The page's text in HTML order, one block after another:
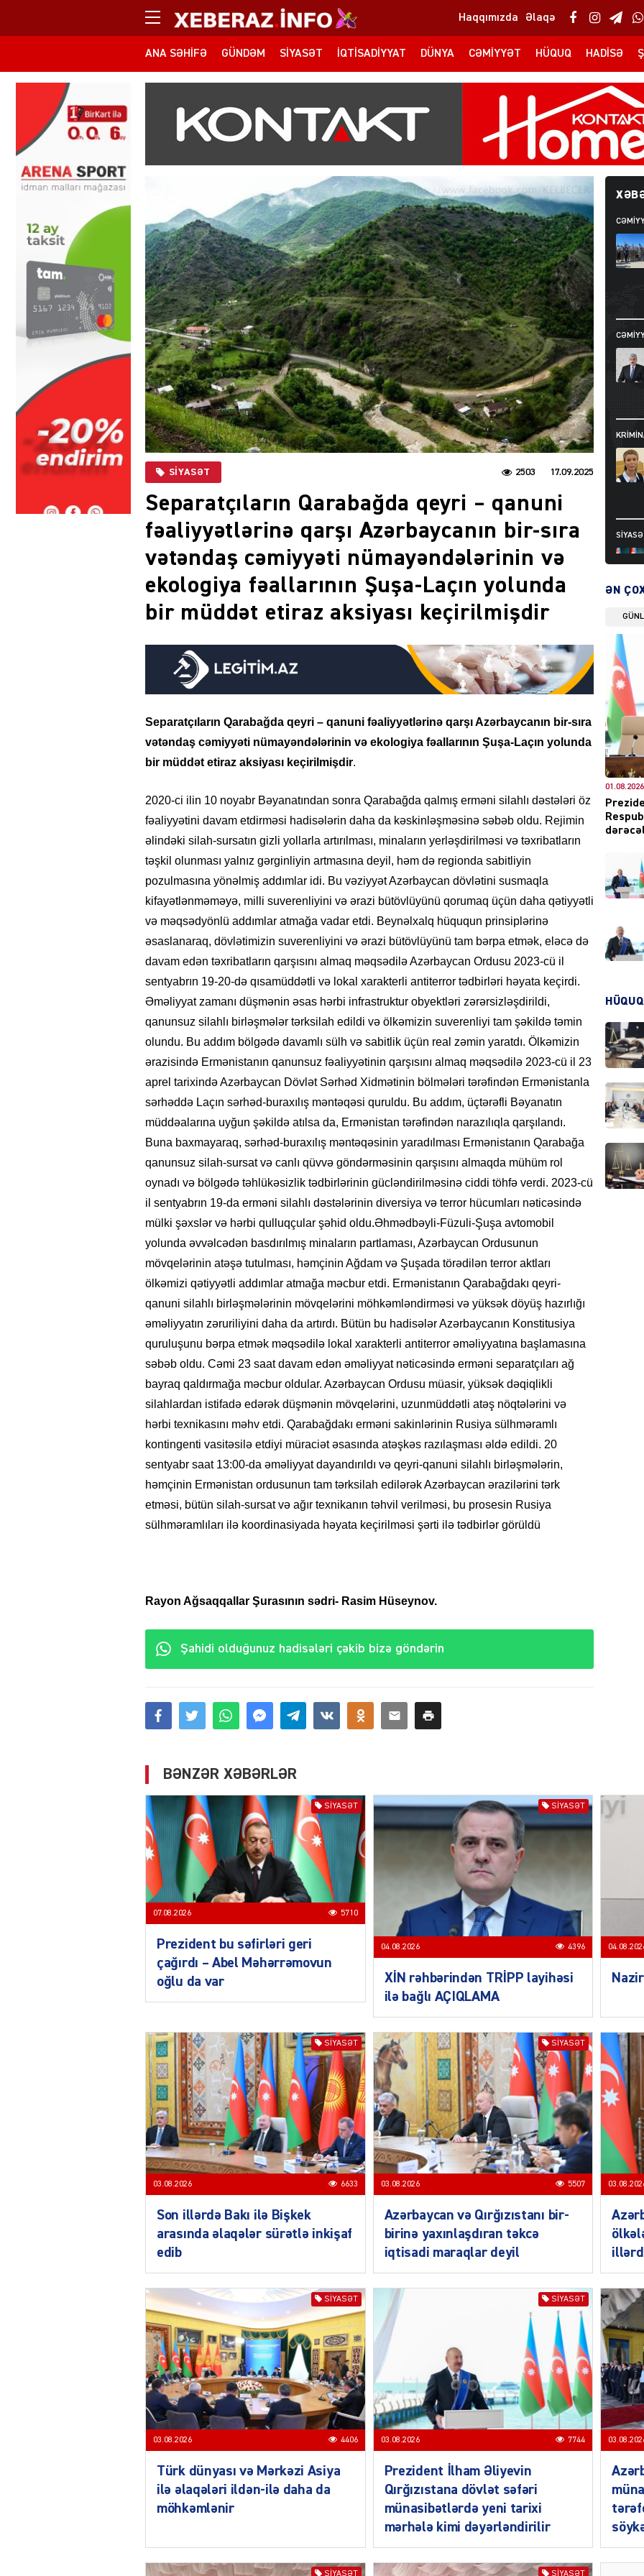
Haqqımızda Əlaqə
ANA SƏHIFƏ GÜNDƏM SIYASƏT İQTISADIYYAT DÜNYA CƏMIYYƏT HÜQUQ HADISƏ
SIYASƏT 17.09.2025
2503
Separatçıların Qarabağda qeyri – qanuni
fəaliyyətlərinə qarşı Azərbaycanın bir-sıra
vətəndaş cəmiyyəti nümayəndələrinin və
ekologiya fəallarının Şuşa-Laçın yolunda
bir müddət etiraz aksiyası keçirilmişdir
Separatçıların Qarabağda qeyri – qanuni fəaliyyətlərinə qarşı Azərbaycanın bir-sıra
vətəndaş cəmiyyəti nümayəndələrinin və ekologiya fəallarının Şuşa-Laçın yolunda
bir müddət etiraz aksiyası keçirilmişdir.
2020-ci ilin 10 noyabr Bəyanatından sonra Qarabağda qalmış erməni silahlı dəstələri öz
fəaliyyətini davam etdirməsi hadisələrin daha da kəskinləşməsinə səbəb oldu. Rejimin
əlindəki silah-sursatın gizli yollarla artırılması, minaların yerləşdirilməsi və təxribatların
təşkil olunması yalnız gərginliyin artmasına deyil, həm də regionda sabitliyin
pozulmasına yönəlmiş addımlar idi. Bu vəziyyət Azərbaycan dövlətini susmaqla
kifayətlənməməyə, milli suverenliyini və ərazi bütövlüyünü qorumaq üçün daha qətiyyətli
və məqsədyönlü addımlar atmağa vadar etdi. Beynəlxalq hüququn prinsiplərinə
əsaslanaraq, dövlətimizin suverenliyini və ərazi bütövlüyünü tam bərpa etmək, eləcə də
davam edən təxribatların qarşısını almaq məqsədilə Azərbaycan Ordusu 2023-cü il
sentyabrın 19-20-də qısamüddətli və lokal xarakterli antiterror tədbirləri həyata keçirdi.
Əməliyyat zamanı düşmənin əsas hərbi infrastruktur obyektləri zərərsizləşdirildi,
qanunsuz silahlı birləşmələr tərksilah edildi və ölkəmizin suverenliyi tam şəkildə təmin
olundu. Bu addım bölgədə davamlı sülh və sabitlik üçün real zəmin yaratdı. Ölkəmizin
ərazisində Ermənistanın qanunsuz fəaliyyətinin qarşısını almaq məqsədilə 2023-cü il 23
aprel tarixində Azərbaycan Dövlət Sərhəd Xidmətinin bölmələri tərəfindən Ermənistanla
sərhəddə Laçın sərhəd-buraxılış məntəqəsi quruldu. Bu addım, üçtərəfli Bəyanatın
müddəalarına uyğun şəkildə atılsa da, Ermənistan tərəfindən narazılıqla qarşılandı.
Buna baxmayaraq, sərhəd-buraxılış məntəqəsinin yaradılması Ermənistanın Qarabağa
qanunsuz silah-sursat və canlı qüvvə göndərməsinin qarşısını almaqda mühüm rol
oynadı və bölgədə təhlükəsizlik tədbirlərinin gücləndirilməsinə ciddi töhfə verdi. 2023-cü
il sentyabrın 19-da erməni silahlı dəstələrinin diversiya və terror hücumları nəticəsində
mülki şəxslər və hərbi qulluqçular şəhid oldu.Əhmədbəyli-Füzuli-Şuşa avtomobil
yolunda əvvəlcədən basdırılmış minaların partlaması, Azərbaycan Ordusunun
mövqelərinin atəşə tutulması, həmçinin Ağdam və Şuşada törədilən terror aktları
ölkəmizi qətiyyətli addımlar atmağa məcbur etdi. Ermənistanın Qarabağdakı qeyri-
qanuni silahlı birləşmələrinin mövqelərini möhkəmləndirməsi və yüksək döyüş hazırlığı
əməliyyatın zəruriliyini daha da artırdı. Bütün bu hadisələr Azərbaycanın Konstitusiya
quruluşunu bərpa etmək məqsədilə lokal xarakterli antiterror əməliyyatına başlamasına
səbəb oldu. Cəmi 23 saat davam edən əməliyyat nəticəsində erməni separatçıları ağ
bayraq qaldırmağa məcbur oldular. Azərbaycan Ordusu müasir, yüksək dəqiqlikli
silahlardan istifadə edərək düşmənin mövqelərini, uzunmüddətli atəş nöqtələrini və
hərbi texnikasını məhv etdi. Qarabağdakı erməni sakinlərinin Rusiya sülhməramlı
kontingenti vasitəsilə etdiyi müraciət əsasında atəşkəs razılaşması əldə edildi. 20
sentyabr saat 13:00-da əməliyyat dayandırıldı və qeyri-qanuni silahlı birləşmələrin,
həmçinin Ermənistan ordusunun tam tərksilah edilərək Azərbaycan ərazilərini tərk
etməsi, bütün silah-sursat və ağır texnikanın təhvil verilməsi, bu prosesin Rusiya
sülhməramlıları ilə koordinasiyada həyata keçirilməsi şərti ilə tədbirlər görüldü
Rayon Ağsaqqallar Şurasının sədri- Rasim Hüseynov.
Şahidi olduğunuz hadisələri çəkib bizə göndərin
DÜNYA
DÜNYA
DÜNYA
ŞOU-
DÜNYA
ƏN
01.08.2026
HÜQUQ
BƏNZƏR XƏBƏRLƏR
SIYASƏT
07.08.2026 5710
Prezident bu səfirləri geri
çağırdı – Abel Məhərrəmovun
oğlu da var
SIYASƏT
04.08.2026 4396
XİN rəhbərindən TRİPP layihəsi
ilə bağlı AÇIQLAMA
SIYASƏT
03.08.2026 6633
Son illərdə Bakı ilə Bişkek
arasında əlaqələr sürətlə inkişaf
edib
SIYASƏT
03.08.2026 5507
Azərbaycan və Qırğızıstanı bir-
birinə yaxınlaşdıran təkcə
iqtisadi maraqlar deyil
SIYASƏT
03.08.2026 4406
Türk dünyası və Mərkəzi Asiya
ilə əlaqələri ildən-ilə daha da
möhkəmlənir
SIYASƏT
03.08.2026 7744
Prezident İlham Əliyevin
Qırğızıstana dövlət səfəri
münasibətlərdə yeni tarixi
mərhələ kimi dəyərləndirilir
SIYASƏT SIYASƏT